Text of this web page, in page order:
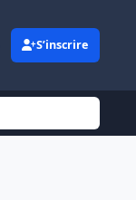
S’inscrire